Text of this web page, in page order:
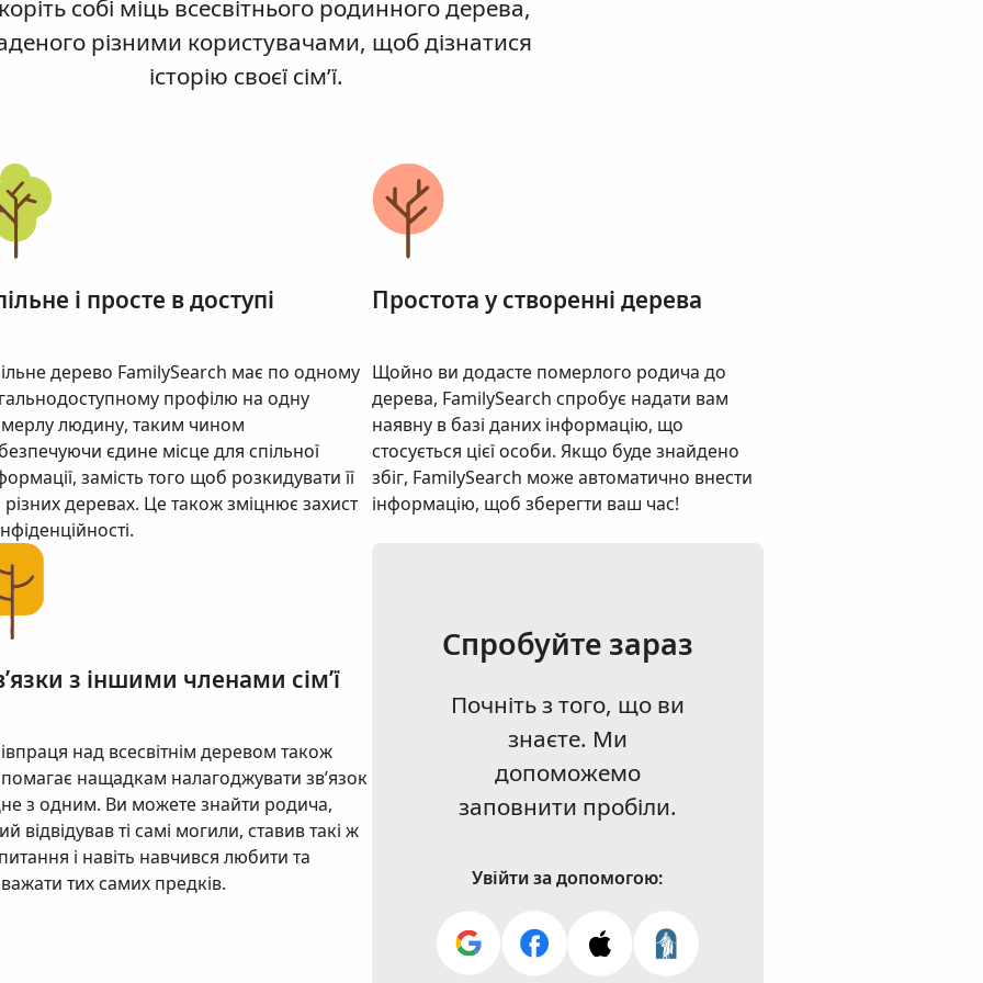
собі міць всесвітнього родинного дерева,
різними користувачами, щоб дізнатися
історію своєї сім’ї.
і просте в доступі
дерево FamilySearch має по одному
профілю на одну
людину, таким чином
єдине місце для спільної
замість того щоб розкидувати її
деревах. Це також зміцнює захист
Простота у створенні дерева
Щойно ви додасте померлого родича до
дерева, FamilySearch спробує надати вам
наявну в базі даних інформацію, що
стосується цієї особи. Якщо буде знайдено
збіг, FamilySearch може автоматично внести
інформацію, щоб зберегти ваш час!
з іншими членами сім’ї
над всесвітнім деревом також
нащадкам налагоджувати зв’язок
з одним. Ви можете знайти родича,
відвідував ті самі могили, ставив такі ж
і навіть навчився любити та
тих самих предків.
Спробуйте зараз
Почніть з того, що ви
знаєте. Ми
допоможемо
заповнити пробіли.
Увійти за допомогою: